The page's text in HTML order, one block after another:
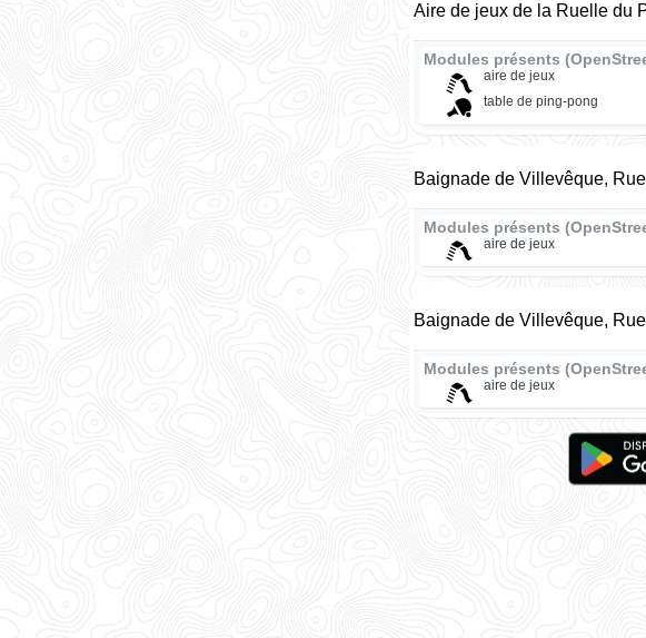
Aire de jeux de la Ruelle du
Modules présents
aire de jeux
table de ping-pong
Baignade de Villevêque,
Modules présents
aire de jeux
Baignade de Villevêque,
Modules présents
aire de jeux